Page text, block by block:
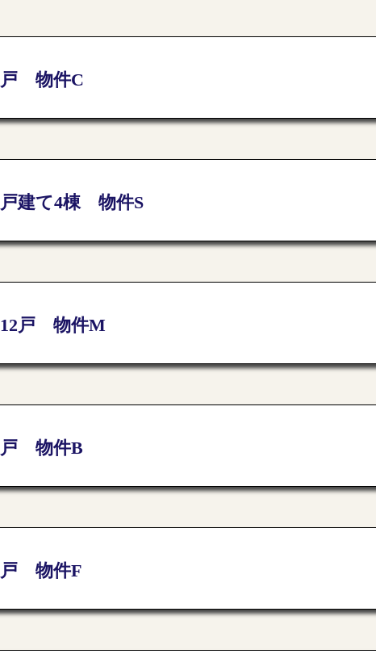
戸 物件C
建て4棟 物件S
12戸 物件M
戸 物件B
戸 物件F